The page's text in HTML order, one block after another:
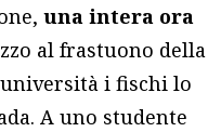
una intera ora
al frastuono della
i fischi lo
A uno studente